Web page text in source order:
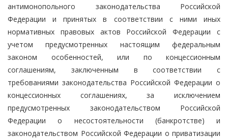
антимонопольного законодательства Российской
Федерации и принятых в соответствии с ними иных
нормативных правовых актов Российской Федерации с
учетом предусмотренных настоящим федеральным
законом особенностей, или по концессионным
соглашениям, заключенным в соответствии с
требованиями законодательства Российской Федерации о
концессионных соглашениях, за исключением
предусмотренных законодательством Российской
Федерации о несостоятельности (банкротстве) и
законодательством Российской Федерации о приватизации